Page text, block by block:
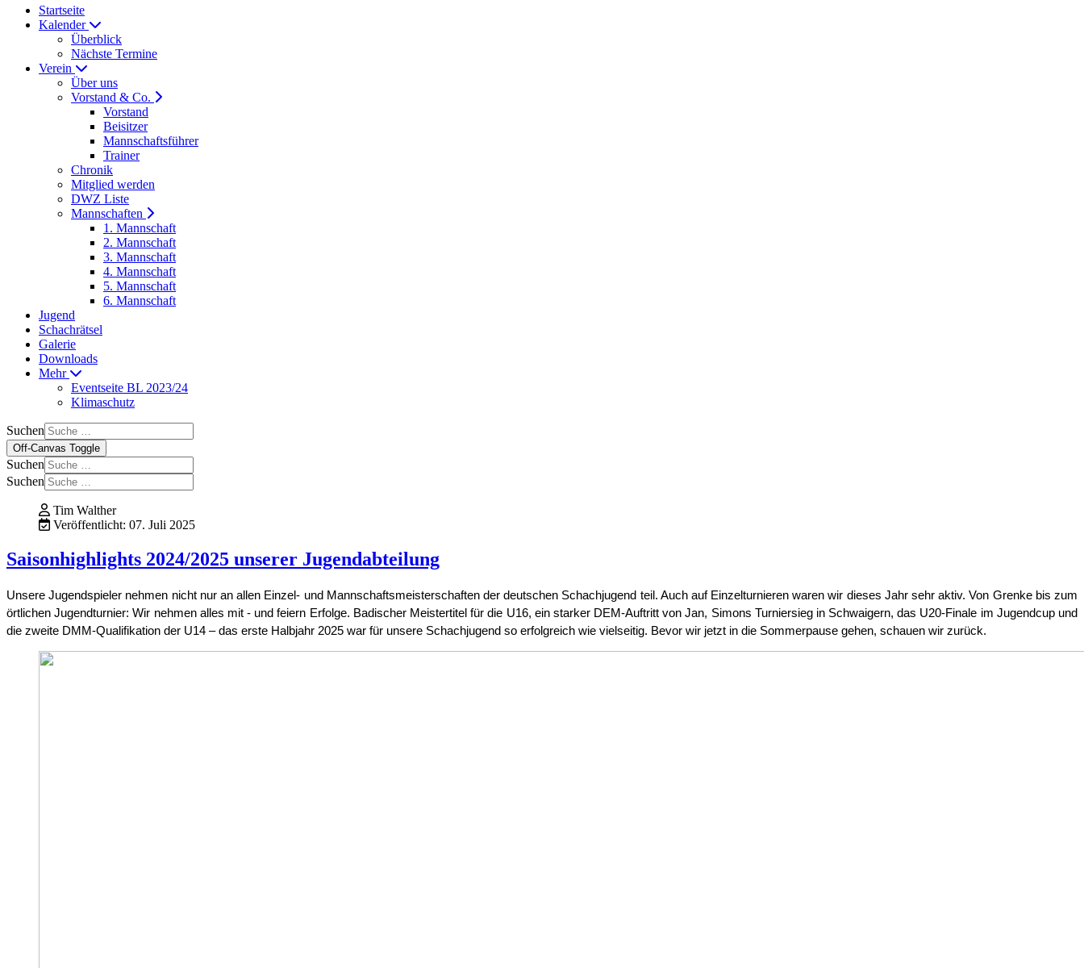
Startseite
Kalender
Überblick
Nächste Termine
Verein
Über uns
Vorstand & Co.
Vorstand
Beisitzer
Mannschaftsführer
Trainer
Chronik
Mitglied werden
DWZ Liste
Mannschaften
1. Mannschaft
2. Mannschaft
3. Mannschaft
4. Mannschaft
5. Mannschaft
6. Mannschaft
Jugend
Schachrätsel
Galerie
Downloads
Mehr
Eventseite BL 2023/24
Klimaschutz
Suchen
Off-Canvas Toggle
Suchen
Suchen
Tim Walther
Veröffentlicht: 07. Juli 2025
Saisonhighlights 2024/2025 unserer Jugendabteilung
Unsere Jugendspieler nehmen nicht nur an allen Einzel- und Mannschaftsmeisterschaften der deutschen Schachjugend teil. Auch auf Einzelturnieren waren wir dieses Jahr sehr aktiv. Von Grenke bis zum
örtlichen Jugendturnier: Wir nehmen alles mit - und feiern Erfolge. Badischer Meistertitel für die U16, ein starker DEM-Auftritt von Jan, Simons Turniersieg in Schwaigern, das U20-Finale im Jugendcup und
die zweite DMM-Qualifikation der U14 – das erste Halbjahr 2025 war für unsere Schachjugend so erfolgreich wie vielseitig. Bevor wir jetzt in die Sommerpause gehen, schauen wir zurück.